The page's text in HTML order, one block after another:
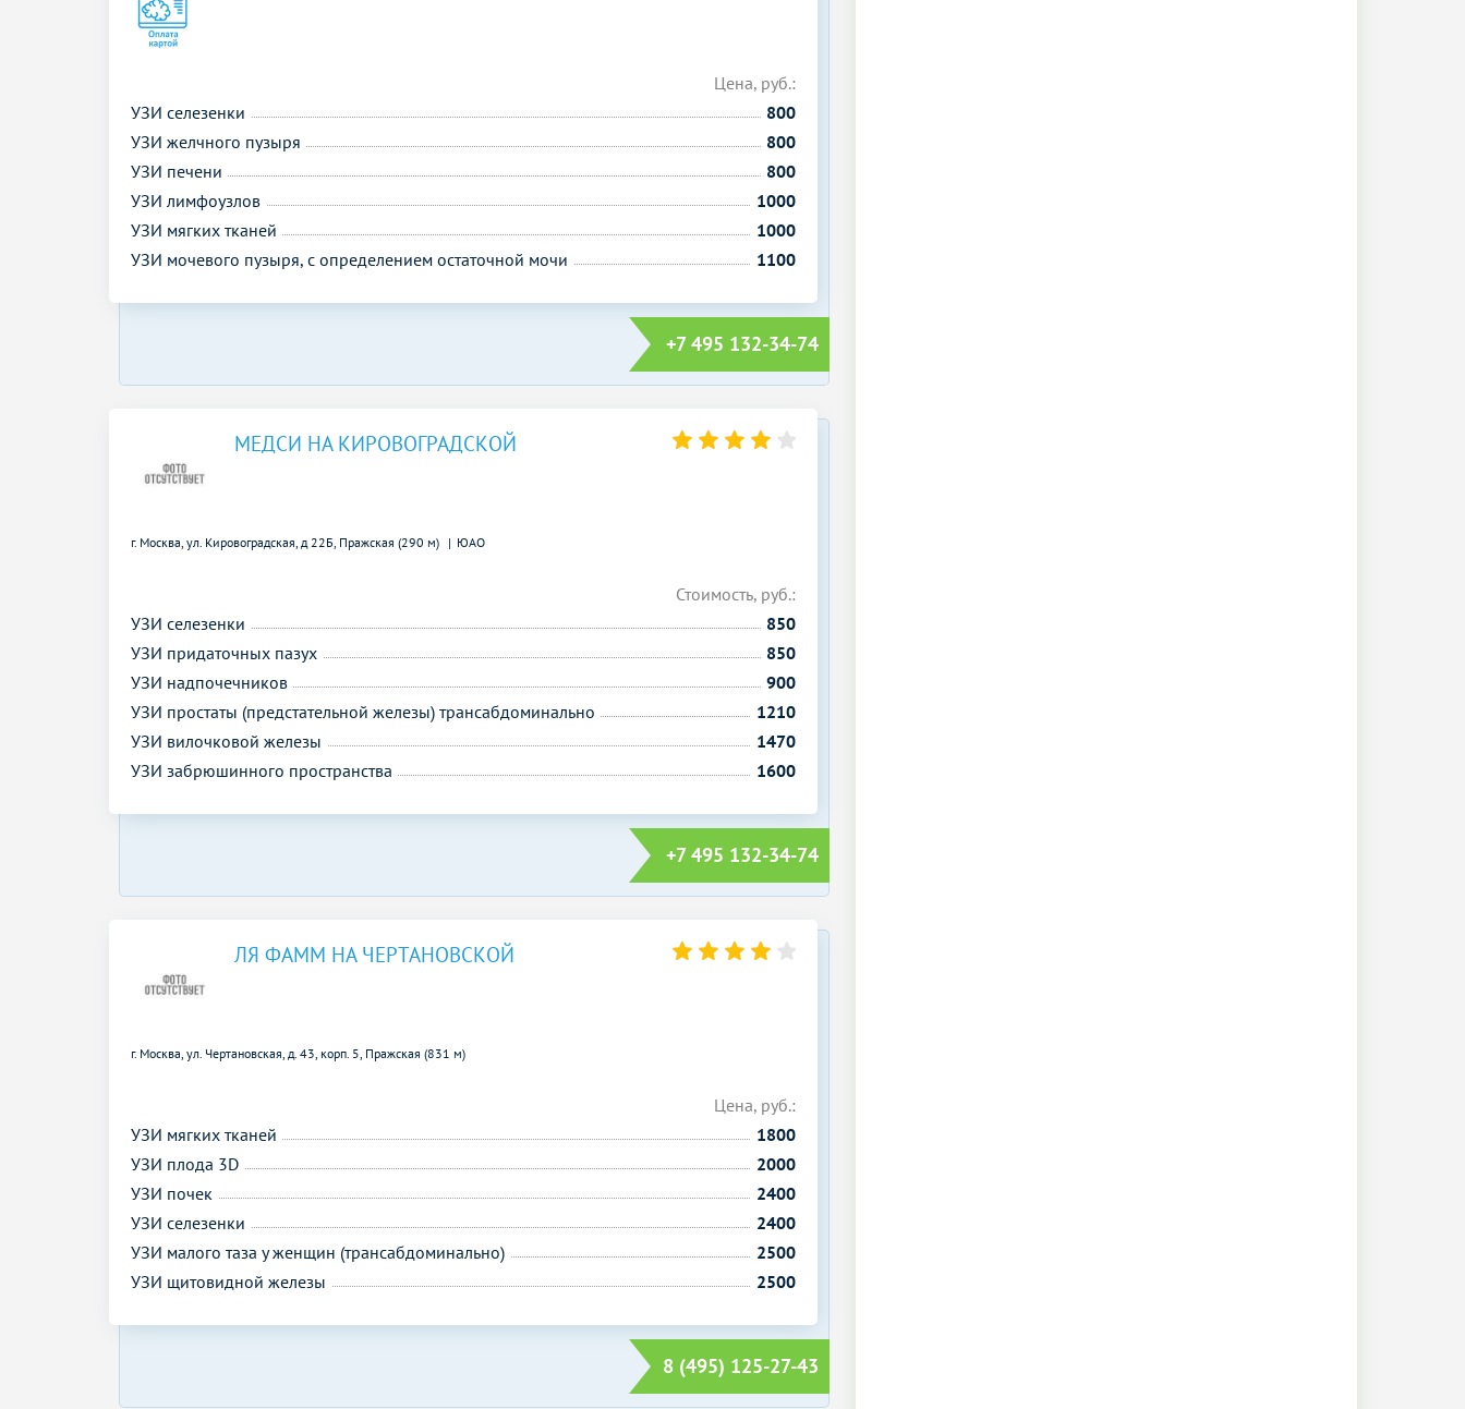
Цена, руб.:
УЗИ селезенки
800
УЗИ желчного пузыря
800
УЗИ печени
800
УЗИ лимфоузлов
1000
УЗИ мягких тканей
1000
УЗИ мочевого пузыря, с определением остаточной мочи
1100
+7 495 132-34-74
МЕДСИ НА КИРОВОГРАДСКОЙ
г. Москва, ул. Кировоградская, д 22Б, Пражская (290 м) ЮАО
Стоимость, руб.:
УЗИ селезенки
850
УЗИ придаточных пазух
850
УЗИ надпочечников
900
УЗИ простаты (предстательной железы) трансабдоминально
1210
УЗИ вилочковой железы
1470
УЗИ забрюшинного пространства
1600
+7 495 132-34-74
ЛЯ ФАММ НА ЧЕРТАНОВСКОЙ
г. Москва, ул. Чертановская, д. 43, корп. 5, Пражская (831 м)
Цена, руб.:
УЗИ мягких тканей
1800
УЗИ плода 3D
2000
УЗИ почек
2400
УЗИ селезенки
2400
УЗИ малого таза у женщин (трансабдоминально)
2500
УЗИ щитовидной железы
2500
8 (495) 125-27-43